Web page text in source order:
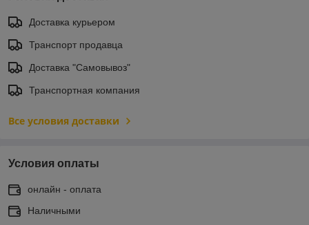
Доставка курьером
Транспорт продавца
Доставка "Самовывоз"
Транспортная компания
Все условия доставки
Условия оплаты
онлайн - оплата
Наличными